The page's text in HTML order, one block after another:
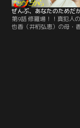
第9話 修羅場！！真犯人
也香（井桁弘恵）の母・
物かもしれない」と進
と親友たちに囲まれた披